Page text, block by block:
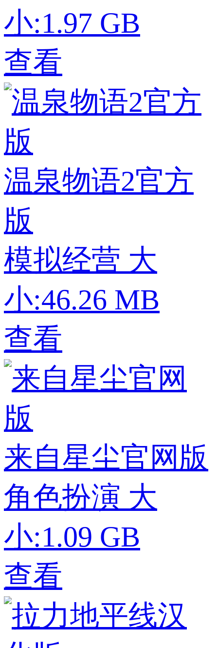
小:1.97 GB
查看
温泉物语2官方
版
模拟经营 大
小:46.26 MB
查看
来自星尘官网版
角色扮演 大
小:1.09 GB
查看